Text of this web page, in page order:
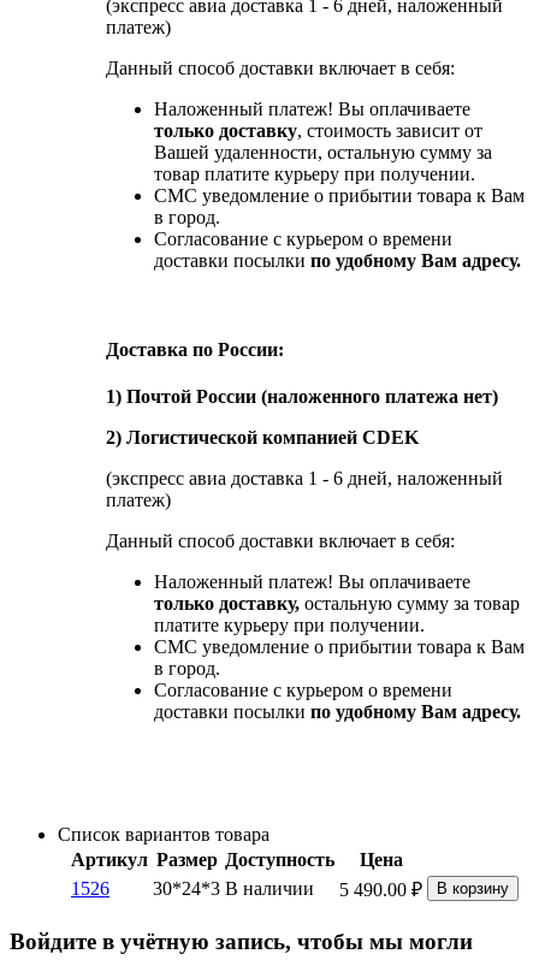
(экспресс авиа доставка 1 - 6 дней, наложенный
платеж)
Данный способ доставки включает в себя:
Наложенный платеж! Вы оплачиваете
только доставку, стоимость зависит от
Вашей удаленности, остальную сумму за
товар платите курьеру при получении.
СМС уведомление о прибытии товара к Вам
в город.
Согласование с курьером о времени
доставки посылки по удобному Вам адресу.
Доставка по России:
1) Почтой России (наложенного платежа нет)
2) Логистической компанией CDEK
(экспресс авиа доставка 1 - 6 дней, наложенный
платеж)
Данный способ доставки включает в себя:
Наложенный платеж! Вы оплачиваете
только доставку, остальную сумму за товар
платите курьеру при получении.
СМС уведомление о прибытии товара к Вам
в город.
Согласование с курьером о времени
доставки посылки по удобному Вам адресу.
Список вариантов товара
Артикул Размер Доступность
Цена
1526
30*24*3 В наличии 5 490.00 ₽ В корзину
Войдите в учётную запись, чтобы мы могли